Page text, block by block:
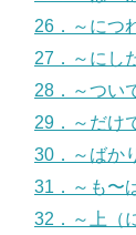
26．～につ
27．～にし
28．～つい
29．～だけ
30．～ばか
31．～も〜
32．～上（